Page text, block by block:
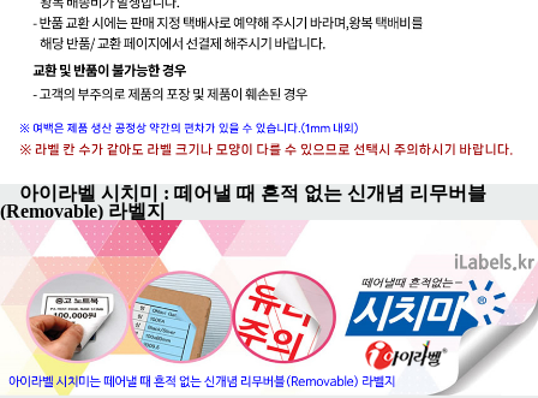
아이라벨 시치미 : 떼어낼 때 흔적 없는 신개념 리무버블
(Removable) 라벨지